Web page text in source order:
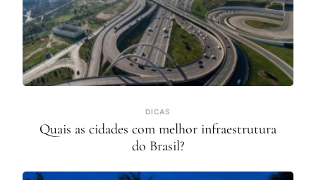
DICAS
Quais as cidades com melhor infraestrutura
do Brasil?